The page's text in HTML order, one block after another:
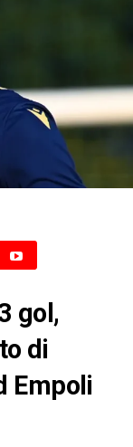
gol,
di
Empoli